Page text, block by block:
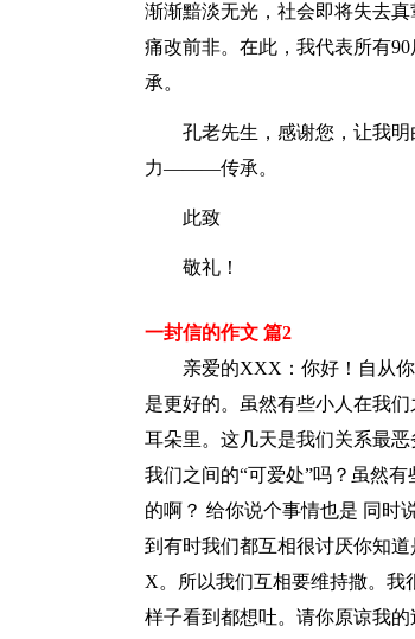
渐渐黯淡无光，社会即将失去
痛改前非。在此，我代表所有
承。
孔老先生，感谢您，让我明
力———传承。
此致
敬礼！
一封信的作文 篇2
亲爱的XXX：你好！自从你
是更好的。虽然有些小人在我
耳朵里。这几天是我们关系最
我们之间的“可爱处”吗？虽然
的啊？ 给你说个事情也是 同时
到有时我们都互相很讨厌你知
X。所以我们互相要维持撒。
样子看到都想吐。请你原谅我